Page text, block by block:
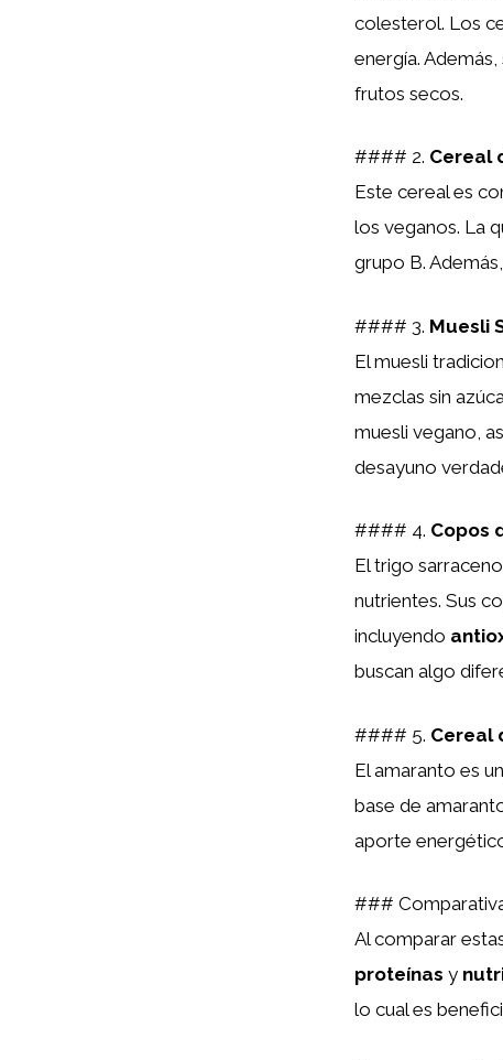
colesterol. Los
energía.
frutos secos.
#### 2. Cereal
Este cereal es
los veganos. La
grupo B.
#### 3. Muesli
El muesli
mezclas sin
muesli vegano,
desayuno
#### 4. Copos
El trigo
nutrientes. Sus
incluyendo
buscan algo
#### 5. Cereal
El amaranto es
base de
aporte
###
Al comparar
proteínas y
lo cual es